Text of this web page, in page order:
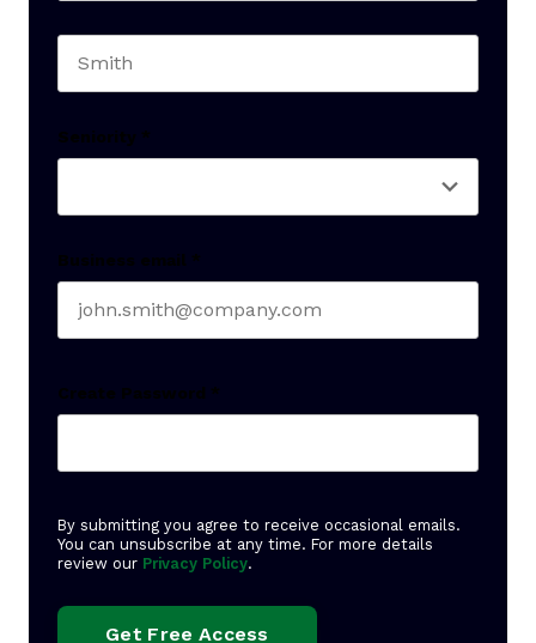
Seniority *
Business email *
Create Password *
By submitting you agree to receive occasional emails.
You can unsubscribe at any time. For more details
review our Privacy Policy.